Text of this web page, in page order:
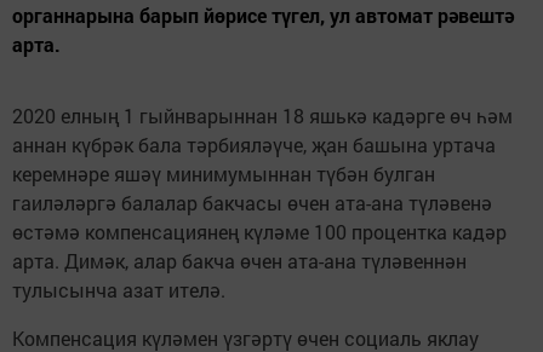
органнарына барып йөрисе түгел, ул автомат рәвештә
арта.
2020 елның 1 гыйнварыннан 18 яшькә кадәрге өч һәм
аннан күбрәк бала тәрбияләүче, җан башына уртача
керемнәре яшәү минимумыннан түбән булган
гаиләләргә балалар бакчасы өчен ата-ана түләвенә
өстәмә компенсациянең күләме 100 процентка кадәр
арта. Димәк, алар бакча өчен ата-ана түләвеннән
тулысынча азат ителә.
Компенсация күләмен үзгәртү өчен социаль яклау